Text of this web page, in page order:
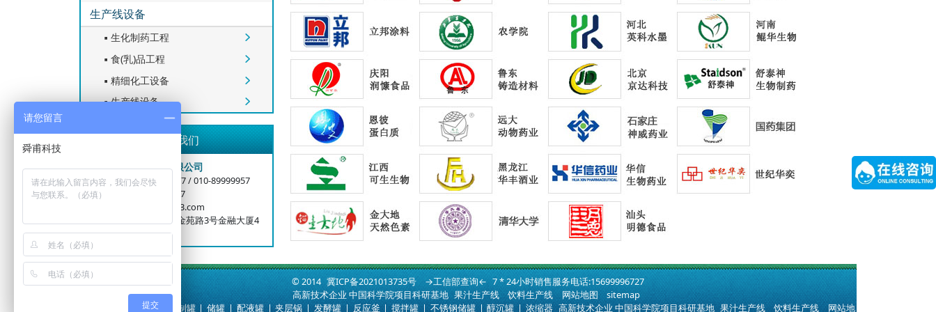
生产线设备
 生化制药工程 
 食(乳)品工程 
 精细化工设备 
生产线设备 
联系我们
舜甫科技（固安）有限公司
公司电话：400-6006-917 / 010-89999957
业务手机：15699996727
邮箱：bjshunfood@163.com
总部地址：北京大兴区金苑路3号金融大厦4
层
© 2014 冀ICP备2021013735号 →工信部查询← 7 * 24小时销售服务电话:15699996727
高新技术企业 中国科学院项目科研基地 果汁生产线 饮料生产线 网站地图
sitemap
提取罐 配制罐 | 储罐 | 配液罐 | 夹层锅 | 发酵罐 | 反应釜 | 搅拌罐 | 不锈钢储罐 | 醇沉罐 | 浓缩器 高新技术企业 中国科学院项目科研基地 果汁生产线 饮料生产线 网站地
请您留言
提交